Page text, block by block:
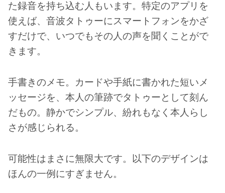
た録音を持ち込む人もいます。特定のアプリを
使えば、音波タトゥーにスマートフォンをかざ
すだけで、いつでもその人の声を聞くことがで
きます。
手書きのメモ。カードや手紙に書かれた短いメ
ッセージを、本人の筆跡でタトゥーとして刻ん
だもの。静かでシンプル、紛れもなく本人らし
さが感じられる。
可能性はまさに無限大です。以下のデザインは
ほんの一例にすぎません。